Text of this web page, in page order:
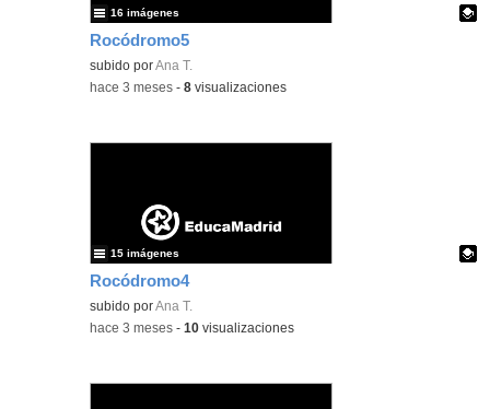
Rocódromo5
Contenido educativo.
subido porAna T.
16 imágenes
-hace 3 meses -8 visualizaciones
Rocódromo4
Contenido educativo.
subido porAna T.
15 imágenes
-hace 3 meses -10 visualizaciones